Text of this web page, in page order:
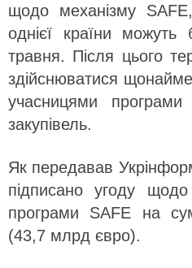
щодо механізму
однієї країни
травня. Після цього
здійснюватися
учасницями
закупівель.
Як передавав
підписано угоду
програми SAFE на
(43,7 млрд євро).